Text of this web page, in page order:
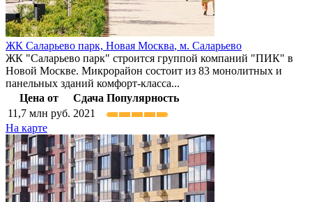
ЖК Саларьево парк, Новая Москва, м. Саларьево
ЖК "Саларьево парк" строится группой компаний "ПИК" в
Новой Москве. Микрорайон состоит из 83 монолитных и
панельных зданий комфорт-класса...
Цена от
Сдача Популярность
11,7 млн руб. 2021
На карте